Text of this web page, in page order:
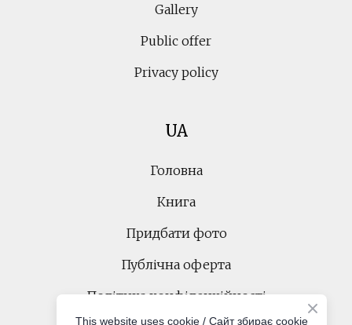
Gallery
Public offer
Privacy policy
UA
Головна
Книга
Придбати фото
Публічна оферта
Політика конфіденційності
This website uses cookie / Cайт збирає cookie